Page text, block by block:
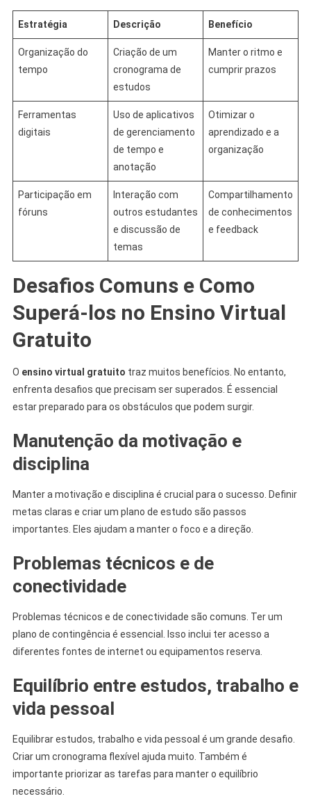
Estratégia Descrição Benefício
Organização do
tempo
Criação de um
cronograma de
estudos
Manter o ritmo e
cumprir prazos
Ferramentas
digitais
Uso de aplicativos
de gerenciamento
de tempo e
anotação
Otimizar o
aprendizado e a
organização
Participação em
fóruns
Interação com
outros estudantes
e discussão de
temas
Compartilhamento
de conhecimentos
e feedback
Desafios Comuns e Como
Superá-los no Ensino Virtual
Gratuito
O ensino virtual gratuito traz muitos benefícios. No entanto,
enfrenta desafios que precisam ser superados. É essencial
estar preparado para os obstáculos que podem surgir.
Manutenção da motivação e
disciplina
Manter a motivação e disciplina é crucial para o sucesso. Definir
metas claras e criar um plano de estudo são passos
importantes. Eles ajudam a manter o foco e a direção.
Problemas técnicos e de
conectividade
Problemas técnicos e de conectividade são comuns. Ter um
plano de contingência é essencial. Isso inclui ter acesso a
diferentes fontes de internet ou equipamentos reserva.
Equilíbrio entre estudos, trabalho e
vida pessoal
Equilibrar estudos, trabalho e vida pessoal é um grande desafio.
Criar um cronograma flexível ajuda muito. Também é
importante priorizar as tarefas para manter o equilíbrio
necessário.